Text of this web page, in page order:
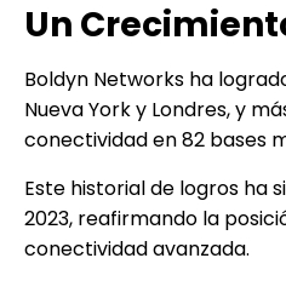
Un
Boldyn Networks ha
Nueva York y Londres, y
conectividad en 82 bases
Este historial de logros ha
2023, reafirmando la
conectividad avanzada.